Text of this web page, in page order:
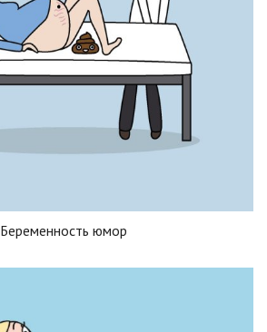
Беременность юмор